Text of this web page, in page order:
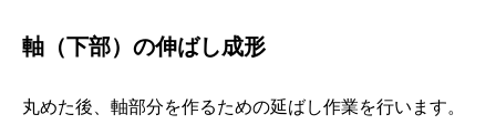
軸（下部）の伸ばし成形
丸めた後、軸部分を作るための延ばし作業を行います。